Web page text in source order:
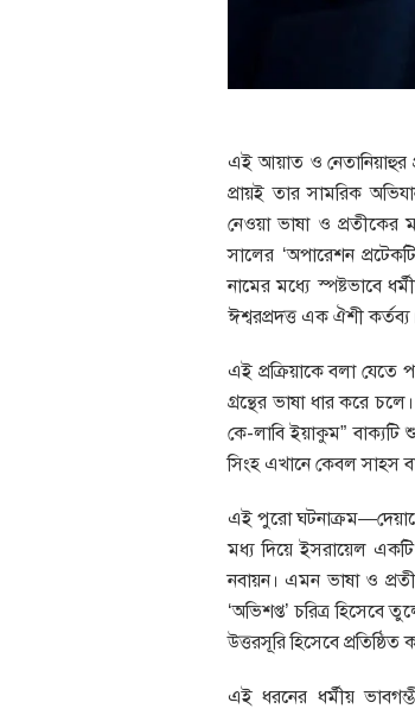
এই আয়াত ও নেতানিয়াহুর
প্রায়ই তার সামরিক
নেওয়া ভাষা ও
সালের ‘অপারেশন
নামের মধ্যে স্পষ্টভাবে
ঈশ্বরপ্রদত্ত এক ঐশী কর্তব্য।
এই প্রক্রিয়াকে বলা যেতে
গ্রন্থের ভাষা ধার করে
কে-লাবি ইয়াকুম” বাক্যটি
সিংহ এখানে কেবল সাহস
এই পুরো
মধ্য দিয়ে ইসরায়েল
নবায়ন। এমন ভাষা ও
‘অভিশপ্ত’ চরিত্র
উত্তরসূরি হিসেবে প্রতিষ্ঠিত
এই ধরনের ধর্মীয়